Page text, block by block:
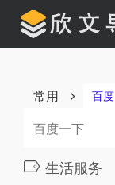
常用 百度
生活服务